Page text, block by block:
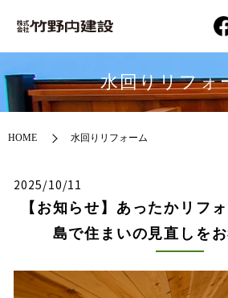
水回りリフォ
HOME 水回りリフォーム
2025/10/11
【お知らせ】あったかリフ
島で住まいの見直しを